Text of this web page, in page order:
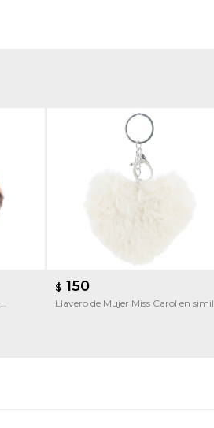
$ 150
Llavero de Mujer Miss Carol en simil